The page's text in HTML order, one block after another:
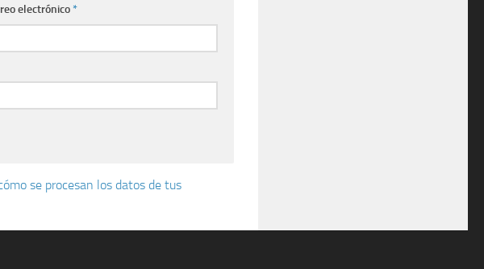
electrónico*
se procesan los datos de tus